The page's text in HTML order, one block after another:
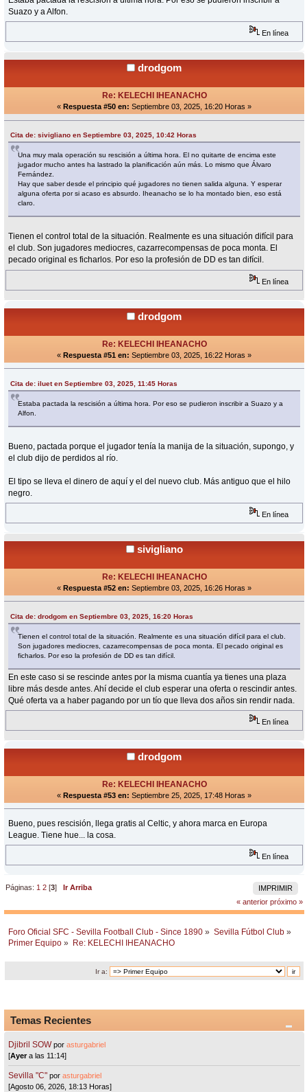
Suazo y a Alfon.
En línea
drodgom
Re: KELECHI IHEANACHO
« Respuesta #50 en: Septiembre 03, 2025, 16:20 Horas »
Cita de: sivigliano en Septiembre 03, 2025, 10:42 Horas
Una muy mala operación su rescisión a última hora. El no quitarte de encima este
jugador mucho antes ha lastrado la planificación aún más. Lo mismo que Álvaro
Fernández.
Hay que saber desde el principio qué jugadores no tienen salida alguna. Y esperar
alguna oferta por si acaso es absurdo. Iheanacho se lo ha montado bien, eso está
claro.
Tienen el control total de la situación. Realmente es una situación difícil para
el club. Son jugadores mediocres, cazarrecompensas de poca monta. El
pecado original es ficharlos. Por eso la profesión de DD es tan difícil.
En línea
drodgom
Re: KELECHI IHEANACHO
« Respuesta #51 en: Septiembre 03, 2025, 16:22 Horas »
Cita de: iluet en Septiembre 03, 2025, 11:45 Horas
Estaba pactada la rescisión a última hora. Por eso se pudieron inscribir a Suazo y a
Alfon.
Bueno, pactada porque el jugador tenía la manija de la situación, supongo, y
el club dijo de perdidos al río.
El tipo se lleva el dinero de aquí y el del nuevo club. Más antiguo que el hilo
negro.
En línea
sivigliano
Re: KELECHI IHEANACHO
« Respuesta #52 en: Septiembre 03, 2025, 16:26 Horas »
Cita de: drodgom en Septiembre 03, 2025, 16:20 Horas
Tienen el control total de la situación. Realmente es una situación difícil para el club.
Son jugadores mediocres, cazarrecompensas de poca monta. El pecado original es
ficharlos. Por eso la profesión de DD es tan difícil.
En este caso si se rescinde antes por la misma cuantía ya tienes una plaza
libre más desde antes. Ahí decide el club esperar una oferta o rescindir antes.
Qué oferta va a haber pagando por un tío que lleva dos años sin rendir nada.
En línea
drodgom
Re: KELECHI IHEANACHO
« Respuesta #53 en: Septiembre 25, 2025, 17:48 Horas »
Bueno, pues rescisión, llega gratis al Celtic, y ahora marca en Europa
League. Tiene hue... la cosa.
En línea
IMPRIMIR
Páginas: 1 2 [3]Ir Arriba
« anterior próximo »
Foro Oficial SFC - Sevilla Football Club - Since 1890 » Sevilla Fútbol Club »
Primer Equipo » Re: KELECHI IHEANACHO
Ir a:
Temas Recientes
Djibril SOW porasturgabriel
[Ayera las 11:14]
Sevilla "C"porasturgabriel
[Agosto 06, 2026, 18:13 Horas]